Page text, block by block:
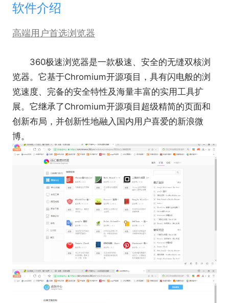
软件介绍
高端用户首选浏览器
360极速浏览器是一款极速、安全的无缝双核浏
览器。它基于Chromium开源项目，具有闪电般的浏
览速度、完备的安全特性及海量丰富的实用工具扩
展。它继承了Chromium开源项目超级精简的页面和
创新布局，并创新性地融入国内用户喜爱的新浪微
博。